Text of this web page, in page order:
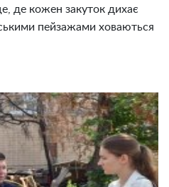
де кожен закуток дихає
пейзажами ховаються